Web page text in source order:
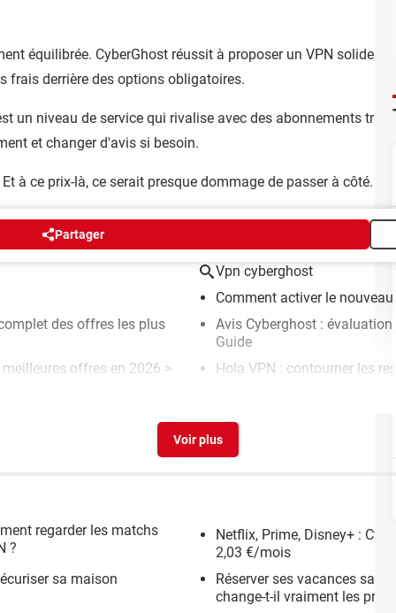
équilibrée. CyberGhost réussit à proposer un VPN solide,
frais derrière des options obligatoires.
un niveau de service qui rivalise avec des abonnements trois
et changer d'avis si besoin.
à ce prix-là, ce serait presque dommage de passer à côté.
Partager
Vpn cyberghost
Comment activer le
des offres les plus
Avis Cyberghost : évaluation
Guide
offres en 2026 >
Hola VPN : contourner les
regarder les matchs
?
Netflix, Prime, Disney+ :
2,03 €/mois
sa maison
Réserver ses vacances sans
change-t-il vraiment les prix ?